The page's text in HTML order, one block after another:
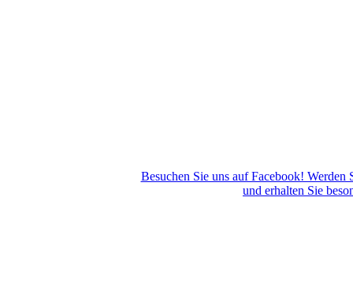
Besuchen Sie uns auf Facebook! Werden
und erhalten Sie